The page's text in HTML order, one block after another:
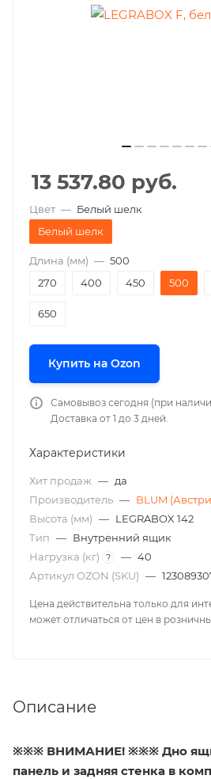
13 537.80 руб.
Цвет — Белый шелк
Белый шелк
Длина (мм) — 500
270
400 450 500
650
Купить на Ozon
Самовывоз сегодня (при
Доставка от 1 до 3 дней.
Характеристики
Хит продаж — да
Производитель — BLUM
Высота (мм) — LEGRABOX 142
Тип — Внутренний ящик
Нагрузка (кг)
? — 40
Артикул OZON (SKU) —
Цена действительна только для
может отличаться от цен в
Описание
※※※ ВНИМАНИЕ! ※※※ Дно
панель и задняя стенка в